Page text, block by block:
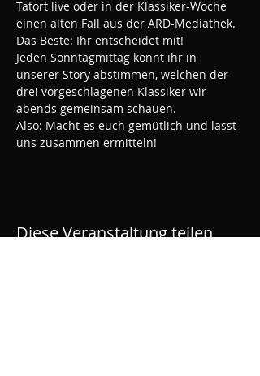
Tatort live oder in der Klassiker-Woche
einen alten Fall aus der ARD-Mediathek.
Das Beste: Ihr entscheidet mit!
Jeden Sonntagmittag könnt ihr in
unserer Story abstimmen, welchen der
drei vorgeschlagenen Klassiker wir
abends gemeinsam schauen.
Also: Macht es euch gemütlich und lasst
uns zusammen ermitteln!
Diese Veranstaltung teilen